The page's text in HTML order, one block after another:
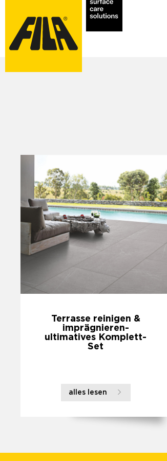
Terrasse reinigen &
imprägnieren-
ultimatives Komplett-
Set
alles lesen